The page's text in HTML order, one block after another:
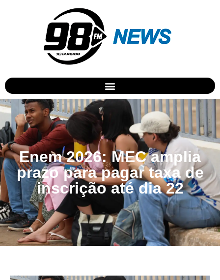
Enem 2026: MEC amplia
prazo para pagar taxa de
inscrição até dia 22